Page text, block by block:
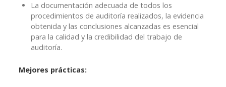
La documentación adecuada de todos los
procedimientos de auditoría realizados, la evidencia
obtenida y las conclusiones alcanzadas es esencial
para la calidad y la credibilidad del trabajo de
auditoría.
Mejores prácticas: